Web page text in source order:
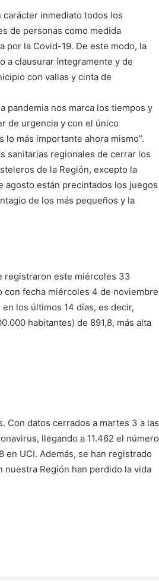
carácter inmediato todos los
de personas como medida
por la Covid-19. De este modo, la
a clausurar íntegramente y de
con vallas y cinta de
pandemia nos marca los tiempos y
de urgencia y con el único
más importante ahora mismo”.
sanitarias regionales de cerrar los
de la Región, excepto la
agosto están precintados los juegos
de los más pequeños y la
registraron este miércoles 33
con fecha miércoles 4 de noviembre
los últimos 14 días, es decir,
habitantes) de 891,8, más alta
Con datos cerrados a martes 3 a las
llegando a 11.462 el número
UCI. Además, se han registrado
Región han perdido la vida